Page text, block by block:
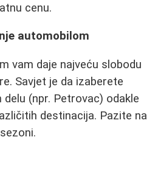
cenu.
automobilom
vam daje najveću slobodu
Savjet je da izaberete
(npr. Petrovac) odakle
destinacija. Pazite na